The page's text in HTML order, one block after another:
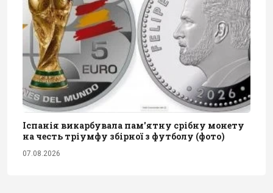
Іспанія викарбувала пам'ятну срібну монету
на честь тріумфу збірної з футболу (фото)
07.08.2026